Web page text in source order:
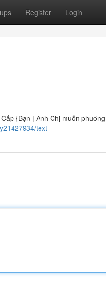
Register Login
{Bạn | Anh Chị muốn
text